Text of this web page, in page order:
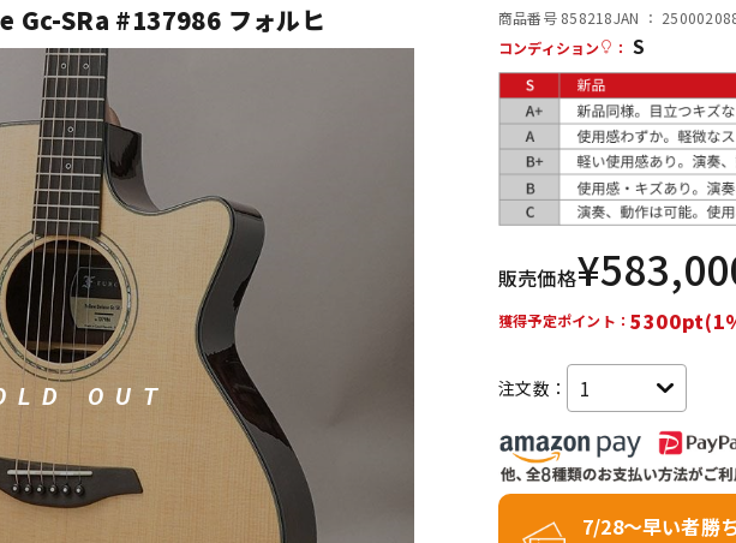
電子ピアノ その他楽器
DTM レコーディン
グ機器
ヴィンテージ
Gc-SRa #137986 フォルヒ
OUT
商品番号 858218JAN ：
コンディション
： S
販売価格¥
獲得予定ポイント：
注文数：
7/28～早い者勝